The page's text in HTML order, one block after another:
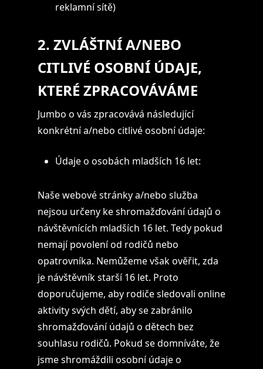
reklamní sítě)
2. ZVLÁŠTNÍ A/NEBO
CITLIVÉ OSOBNÍ ÚDAJE,
KTERÉ ZPRACOVÁVÁME
Jumbo o vás zpracovává následující
konkrétní a/nebo citlivé osobní údaje:
Údaje o osobách mladších 16 let:
Naše webové stránky a/nebo služba
nejsou určeny ke shromažďování údajů o
návštěvnících mladších 16 let. Tedy pokud
nemají povolení od rodičů nebo
opatrovníka. Nemůžeme však ověřit, zda
je návštěvník starší 16 let. Proto
doporučujeme, aby rodiče sledovali online
aktivity svých dětí, aby se zabránilo
shromažďování údajů o dětech bez
souhlasu rodičů. Pokud se domníváte, že
jsme shromáždili osobní údaje o